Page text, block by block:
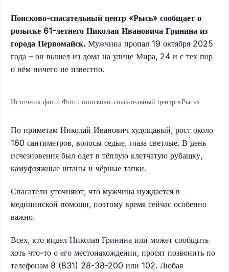
Поисково-спасательный центр «Рысь» сообщает о
розыске 61-летнего Николая Ивановича Гринина из
города Первомайск. Мужчина пропал 19 октября 2025
года – он вышел из дома на улице Мира, 24 и с тех пор
о нём ничего не известно.
Источник фото: Фото: поисково-спасательный центр «Рысь»
По приметам Николай Иванович худощавый, рост около
160 сантиметров, волосы седые, глаза светлые. В день
исчезновения был одет в тёплую клетчатую рубашку,
камуфляжные штаны и чёрные тапки.
Спасатели уточняют, что мужчина нуждается в
медицинской помощи, поэтому время сейчас особенно
важно.
Всех, кто видел Николая Гринина или может сообщить
хоть что-то о его местонахождении, просят позвонить по
телефонам 8 (831) 28-38-200 или 102. Любая